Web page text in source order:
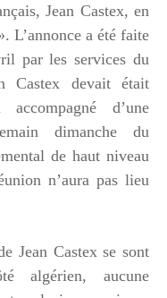
Jean Castex, en
L’annonce a été faite
par les services du
Castex devait était
d’une
dimanche du
de haut niveau
n’aura pas lieu
Jean Castex se sont
algérien, aucune